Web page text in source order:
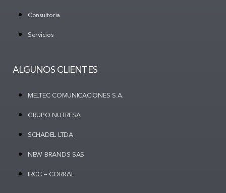
Consultoría
Servicios
ALGUNOS CLIENTES
MELTEC COMUNICACIONES S.A.
GRUPO NUTRESA
SCHADEL LTDA
NEW BRANDS SAS
IRCC – CORRAL